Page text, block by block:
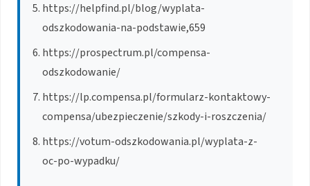
https://helpfind.pl/blog/wyplata-
odszkodowania-na-podstawie,659
https://prospectrum.pl/compensa-
odszkodowanie/
https://lp.compensa.pl/formularz-kontaktowy-
compensa/ubezpieczenie/szkody-i-roszczenia/
https://votum-odszkodowania.pl/wyplata-z-
oc-po-wypadku/